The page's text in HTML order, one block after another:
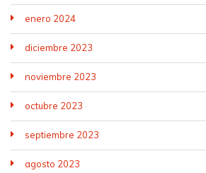
enero 2024
diciembre 2023
noviembre 2023
octubre 2023
septiembre 2023
agosto 2023